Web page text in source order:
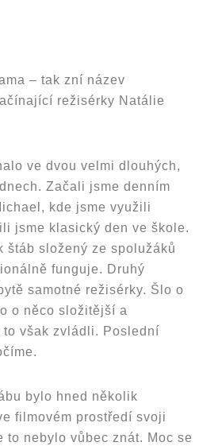
– tak zní název
režisérky Natálie
ve dvou velmi dlouhých,
Začali jsme denním
kde jsme využili
jsme klasický den ve škole.
štáb složený ze spolužáků
funguje. Druhý
samotné režisérky. Šlo o
o něco složitější a
však zvládli. Poslední
bylo hned několik
filmovém prostředí svoji
to nebylo vůbec znát. Moc se